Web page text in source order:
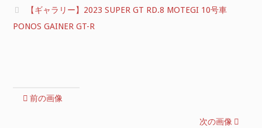
ル
サ
【ギャラリー】2023 SUPER GT RD.8 MOTEGI 10号車
PONOS GAINER GT-R
前の画像
次の画像